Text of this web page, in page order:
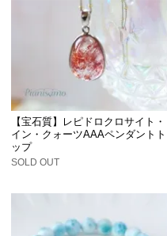
【宝石質】レピドロクロサイト・
イン・クォーツAAAペンダントト
ップ
SOLD OUT